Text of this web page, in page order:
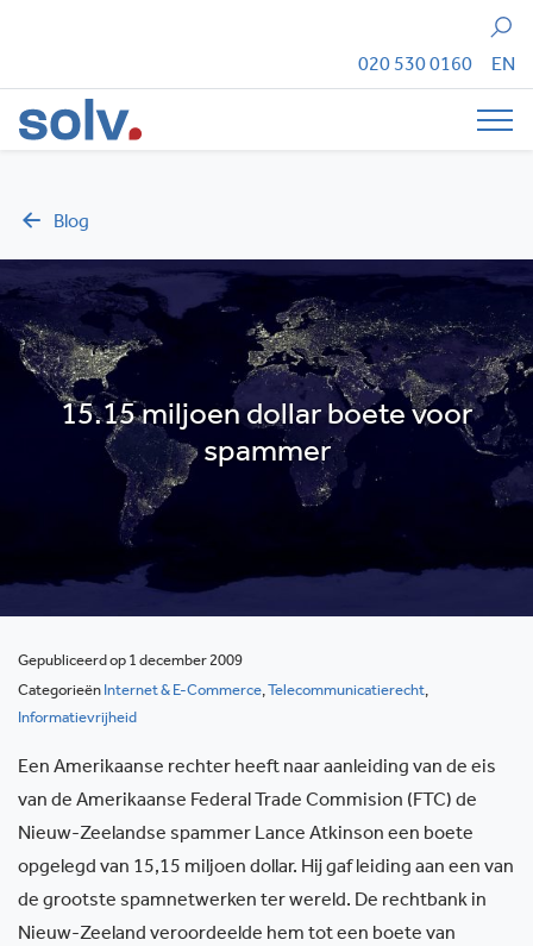
Zoeken
020 530 0160 EN
Blog
15.15 miljoen dollar boete voor
spammer
Gepubliceerd op 1 december 2009
Categorieën Internet & E-Commerce, Telecommunicatierecht,
Informatievrijheid
Een Amerikaanse rechter heeft naar aanleiding van de eis
van de Amerikaanse Federal Trade Commision (FTC) de
Nieuw-Zeelandse spammer Lance Atkinson een boete
opgelegd van 15,15 miljoen dollar. Hij gaf leiding aan een van
de grootste spamnetwerken ter wereld. De rechtbank in
Nieuw-Zeeland veroordeelde hem tot een boete van